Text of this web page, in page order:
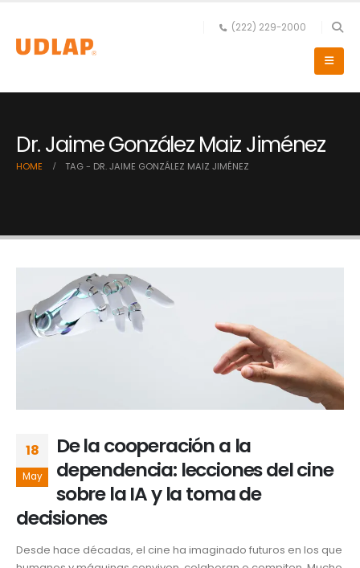
(222) 229-2000
Dr. Jaime González Maiz Jiménez
HOME TAG - DR. JAIME GONZÁLEZ MAIZ JIMÉNEZ
18
May
De la cooperación a la
dependencia: lecciones del cine
sobre la IA y la toma de
decisiones
Desde hace décadas, el cine ha imaginado futuros en los que